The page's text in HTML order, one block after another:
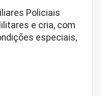
Policiais
e cria, com
especiais,